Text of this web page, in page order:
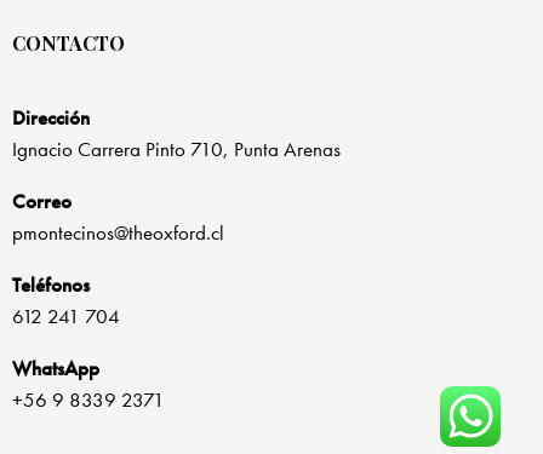
CONTACTO
Dirección
Ignacio Carrera Pinto 710, Punta Arenas
Correo
pmontecinos@theoxford.cl
Teléfonos
612 241 704
WhatsApp
+56 9 8339 2371